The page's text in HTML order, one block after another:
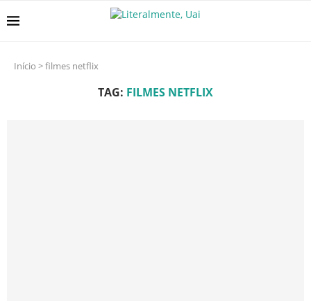
Início >filmes netflix
TAG: FILMES NETFLIX